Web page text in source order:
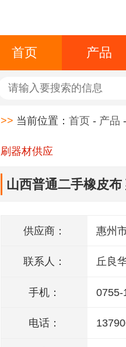
首页 产品
>> 当前位置： 首页 - 产品 -
刷器材供应
山西普通二手橡皮
供应商： 惠州
联系人： 丘良
手机： 0755-
电话：